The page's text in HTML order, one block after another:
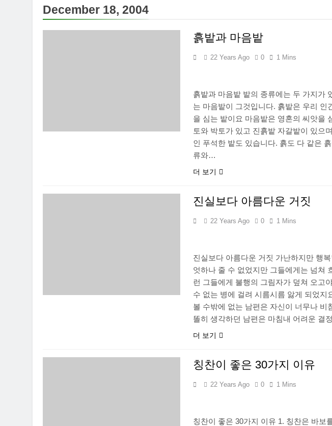
December 18, 2004
흙밭과 마음밭
22 Years Ago 0 1 Mins
흙밭과 마음밭 밭의 종류에는 두 가지가
는 마음밭이 그것입니다. 흙밭은 우리 인
을 심는 밭이요 마음밭은 영혼의 씨앗을
토와 박토가 있고 진흙밭 자갈밭이 있으
인 푸석한 밭도 있습니다. 흙도 다 같은
류와…
더 보기
진실보다 아름다운 거짓
22 Years Ago 0 1 Mins
진실보다 아름다운 거짓 가난하지만 행
엇하나 줄 수 없었지만 그들에게는 넘쳐
런 그들에게 불행의 그림자가 덮쳐 오고
수 없는 병에 걸려 시름시름 앓게 되었지
볼 수밖에 없는 남편은 자신이 너무나 비
똘히 생각하던 남편은 마침내 어려운 결
더 보기
칭찬이 좋은 30가지 이유
22 Years Ago 0 1 Mins
칭찬이 좋은 30가지 이유 1. 칭찬은 바